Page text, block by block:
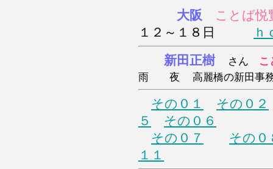
大阪
ことば悦
１２～１８日
ｈ
新田正樹
さん
こ
雨 夜
高麗橋の新田事
その０１
その０２
５
その０６
その０７
その０
１１